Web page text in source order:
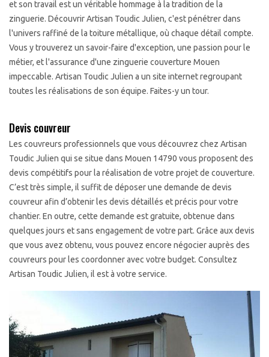
et son travail est un véritable hommage à la tradition de la
zinguerie. Découvrir Artisan Toudic Julien, c'est pénétrer dans
l'univers raffiné de la toiture métallique, où chaque détail compte.
Vous y trouverez un savoir-faire d'exception, une passion pour le
métier, et l'assurance d'une zinguerie couverture Mouen
impeccable. Artisan Toudic Julien a un site internet regroupant
toutes les réalisations de son équipe. Faites-y un tour.
Devis couvreur
Les couvreurs professionnels que vous découvrez chez Artisan
Toudic Julien qui se situe dans Mouen 14790 vous proposent des
devis compétitifs pour la réalisation de votre projet de couverture.
C’est très simple, il suffit de déposer une demande de devis
couvreur afin d’obtenir les devis détaillés et précis pour votre
chantier. En outre, cette demande est gratuite, obtenue dans
quelques jours et sans engagement de votre part. Grâce aux devis
que vous avez obtenu, vous pouvez encore négocier auprès des
couvreurs pour les coordonner avec votre budget. Consultez
Artisan Toudic Julien, il est à votre service.